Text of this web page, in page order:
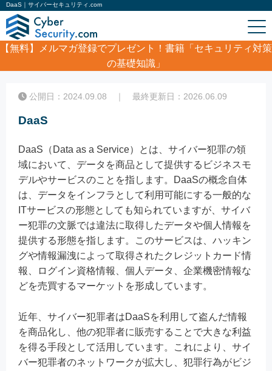
DaaS｜サイバーセキュリティ.com
【無料】
メルマガ登録でプレゼント！書籍「セキュリティ対策
の基礎知識」
DaaS
公開日：2024.09.08 ｜ 最終更新日：2026.06.09
DaaS
DaaS（Data as a Service）とは、サイバー犯罪の領
域において、データを商品として提供するビジネスモ
デルやサービスのことを指します。DaaSの概念自体
は、データをインフラとして利用可能にする一般的な
ITサービスの形態としても知られていますが、サイバ
ー犯罪の文脈では違法に取得したデータや個人情報を
提供する形態を指します。このサービスは、ハッキン
グや情報漏洩によって取得されたクレジットカード情
報、ログイン資格情報、個人データ、企業機密情報な
どを売買するマーケットを形成しています。
近年、サイバー犯罪者はDaaSを利用して盗んだ情報
を商品化し、他の犯罪者に販売することで大きな利益
を得る手段として活用しています。これにより、サイ
バー犯罪者のネットワークが拡大し、犯罪行為がビジ